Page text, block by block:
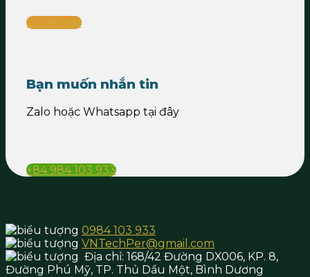
Gửi e-mail
Bạn muốn nhắn tin
Zalo hoặc Whatsapp tại đây
+84 984 103 933
0984 103 933
VNTechPer@gmail.com
Địa chỉ: 168/42 Đường DX006, KP. 8,
Đường Phú Mỹ, TP. Thủ Dầu Một, Bình Dương